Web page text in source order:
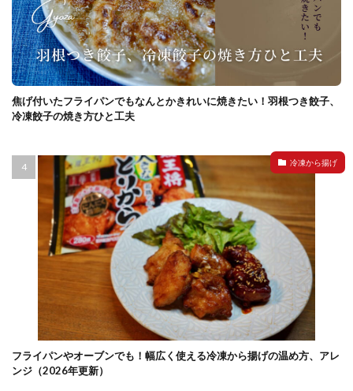
焦げ付いたフライパンでもなんとかきれいに焼きたい！羽根つき餃子、
冷凍餃子の焼き方ひと工夫
冷凍から揚げ
フライパンやオーブンでも！幅広く使える冷凍から揚げの温め方、アレ
ンジ（2026年更新）